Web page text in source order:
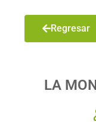
Regresar
LA